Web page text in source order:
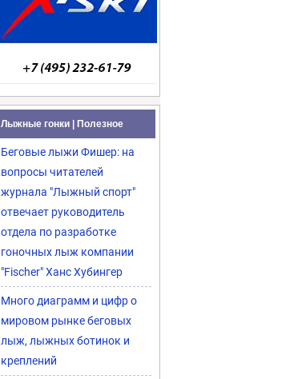
Лыжные гонки | Полезное
Беговые лыжи Фишер: на
вопросы читателей
журнала "Лыжный спорт"
отвечает руководитель
отдела по разработке
гоночных лыж компании
"Fischer" Ханс Хубингер
Много диаграмм и цифр о
мировом рынке беговых
лыж, лыжных ботинок и
креплений